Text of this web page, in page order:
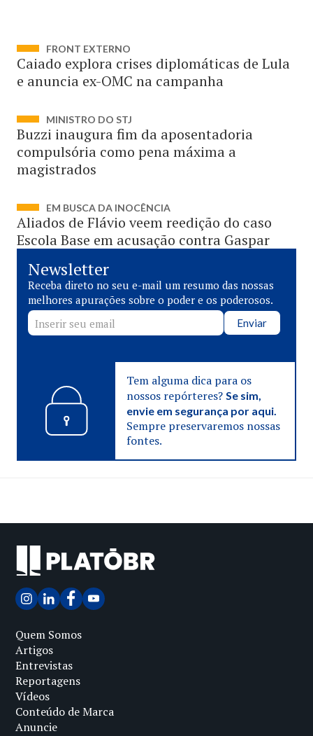
FRONT EXTERNO
Caiado explora crises diplomáticas de Lula
e anuncia ex-OMC na campanha
MINISTRO DO STJ
Buzzi inaugura fim da aposentadoria
compulsória como pena máxima a
magistrados
EM BUSCA DA INOCÊNCIA
Aliados de Flávio veem reedição do caso
Escola Base em acusação contra Gaspar
Newsletter
Receba direto no seu e-mail um resumo das nossas
melhores apurações sobre o poder e os poderosos.
Enviar
Tem alguma dica para os
nossos repórteres? Se sim,
envie em segurança por aqui.
Sempre preservaremos nossas
fontes.
Quem Somos
Artigos
Entrevistas
Reportagens
Vídeos
Conteúdo de Marca
Anuncie